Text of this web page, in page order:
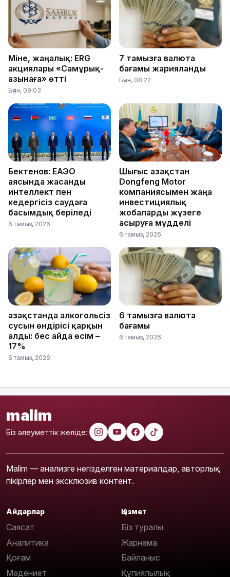
Міне, жаңалық: ERG
акциялары «Самұрық-
Қазынаға» өтті
Бүгін, 09:03
7 тамызға валюта
бағамы жарияланды
Бүгін, 08:22
Бектенов: ЕАЭО
аясында жасанды
интеллект пен
кедергісіз саудаға
басымдық беріледі
6 тамыз, 2026
Шығыс Қазақстан
Dongfeng Motor
компаниясымен жаңа
инвестициялық
жобаларды жүзеге
асыруға мүдделі
6 тамыз, 2026
Қазақстанда алкогольсіз
сусын өндірісі қарқын
алды: бес айда өсім –
17%
6 тамыз, 2026
6 тамызға валюта
бағамы
6 тамыз, 2026
malim
Біз әлеуметтік желіде:
Malim — анализге негізделген материалдар, авторлық
пікірлер мен эксклюзив контент.
Айдарлар
Саясат
Аналитика
Қоғам
Мәдениет
Қызмет
Біз туралы
Жарнама
Байланыс
Құпиялылық